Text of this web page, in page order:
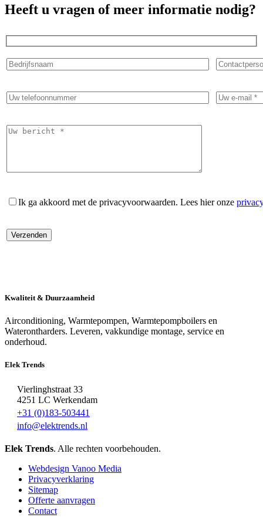
Heeft u vragen of meer informatie nodig?
Ik ga akkoord met de privacyvoorwaarden. Lees hier onze
Kwaliteit & Duurzaamheid
Airconditioning, Warmtepompen, Warmtepompboilers en
Waterontharders. Leveren, vakkundige montage, service en
onderhoud.
Elek Trends
Vierlinghstraat 33
4251 LC Werkendam
+31 (0)183-503441
info@elektrends.nl
Elek Trends. Alle rechten voorbehouden.
Webdesign Vanoo Media
Privacyverklaring
Sitemap
Offerte aanvragen
Contact